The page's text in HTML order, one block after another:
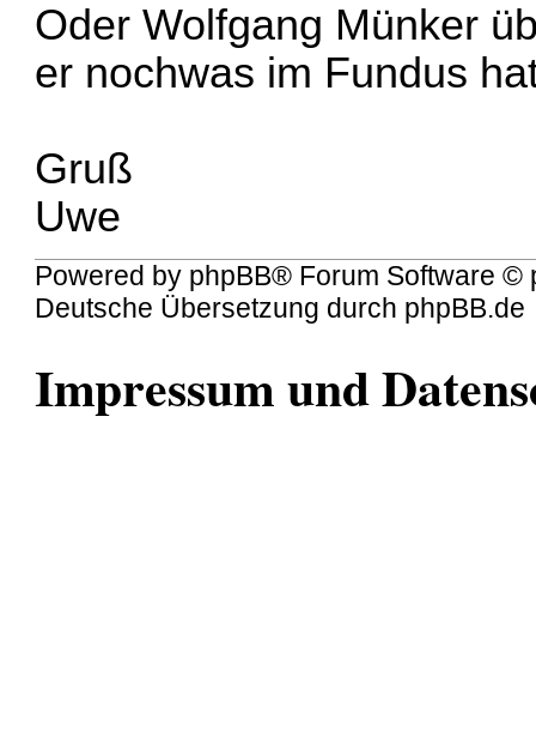
Oder Wolfgang Münker
er nochwas im Fundus
Gruß
Uwe
Powered by phpBB® Forum Software ©
Deutsche Übersetzung durch phpBB.de
Impressum und